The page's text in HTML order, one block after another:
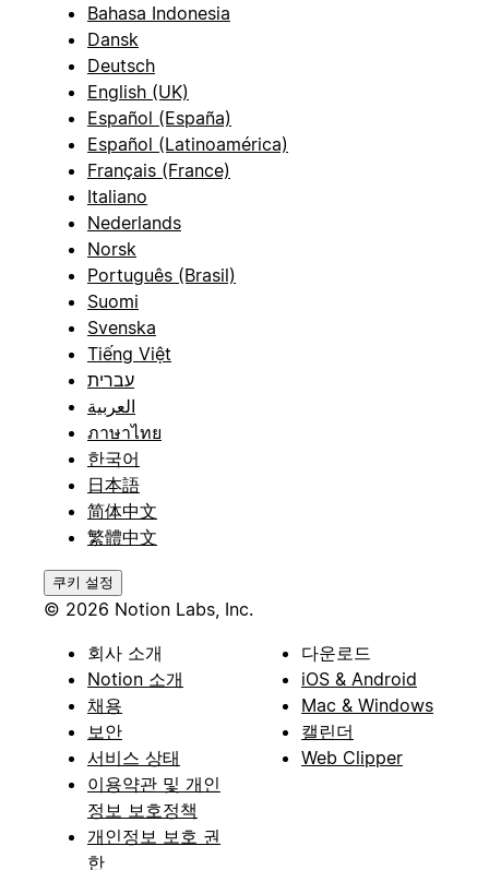
Bahasa Indonesia
Dansk
Deutsch
English (UK)
Español (España)
Español (Latinoamérica)
Français (France)
Italiano
Nederlands
Norsk
Português (Brasil)
Suomi
Svenska
Tiếng Việt
עברית
العربية
ภาษาไทย
한국어
日本語
简体中文
繁體中文
쿠키 설정
© 2026 Notion Labs, Inc.
회사 소개
Notion 소개
채용
보안
서비스 상태
이용약관 및 개인
정보 보호정책
개인정보 보호 권
한
다운로드
iOS & Android
Mac & Windows
캘린더
Web Clipper